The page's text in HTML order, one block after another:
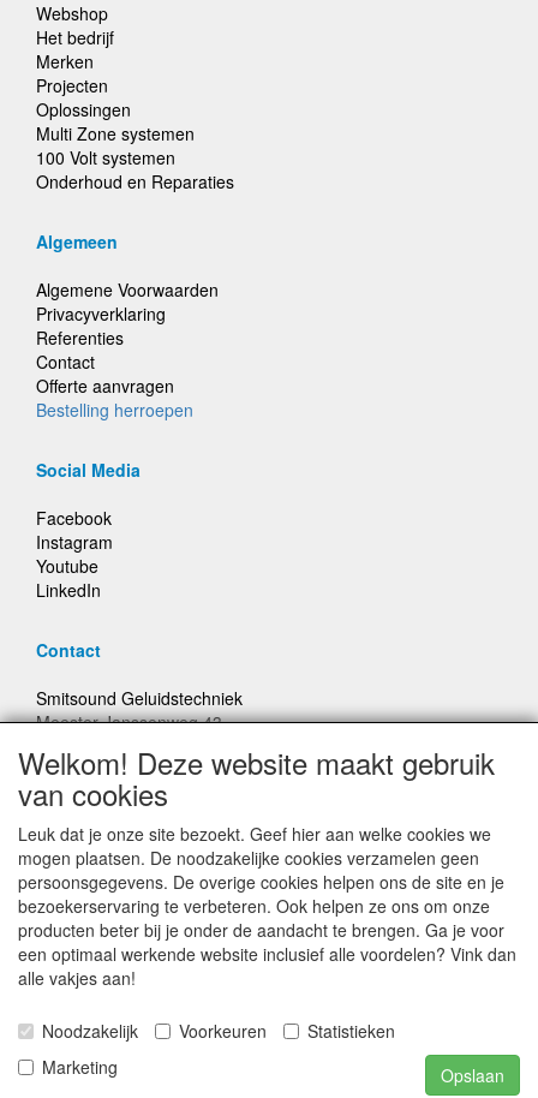
Webshop
Het bedrijf
Merken
Projecten
Oplossingen
Multi Zone systemen
100 Volt systemen
Onderhoud en Reparaties
Algemeen
Algemene Voorwaarden
Privacyverklaring
Referenties
Contact
Offerte aanvragen
Bestelling herroepen
Social Media
Facebook
Instagram
Youtube
LinkedIn
Contact
Smitsound Geluidstechniek
Meester Janssenweg 43
E-mail: info@smitsound.nl
Telefoon: +31-(0)6-22256322
Bestellingen binnen Nederland, ongeacht gewicht, verstuurd
voor € 6,95
Prijzen inclusief 21% BTW, tenzij anders vermeldt
© Smitsound Geluidstechniek 2024, alle rechten
Welkom! Deze website maakt gebruik
van cookies
Leuk dat je onze site bezoekt. Geef hier aan welke cookies we
mogen plaatsen. De noodzakelijke cookies verzamelen geen
persoonsgegevens. De overige cookies helpen ons de site en je
bezoekerservaring te verbeteren. Ook helpen ze ons om onze
producten beter bij je onder de aandacht te brengen. Ga je voor
een optimaal werkende website inclusief alle voordelen? Vink dan
alle vakjes aan!
Noodzakelijk Voorkeuren
Statistieken
Marketing
Opslaan